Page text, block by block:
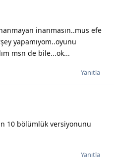
inanmasın..mus efe
yapamıyom..oyunu
msn de bile...ok...
Yanıtla
10 bölümlük versiyonunu
Yanıtla